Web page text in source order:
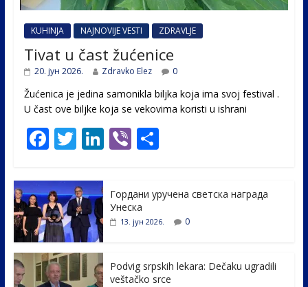
KUHINJA NAJNOVIJE VESTI ZDRAVLJE
Tivat u čast žućenice
20. јун 2026. Zdravko Elez 0
Žućenica je jedina samonikla biljka koja ima svoj festival .
U čast ovе biljke koja se vekovima koristi u ishrani
F
e
b
o
o
k
T
itt
er
Li
e
dI
Vi S
e
Гордани уручена светска награда
Унеска
13. јун 2026. 0
Podvig srpskih lekara: Dečaku ugradili
veštačko srce